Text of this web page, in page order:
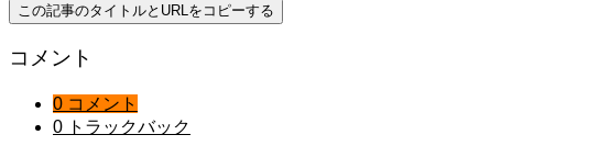
この記事のタイトルとURLをコピーする
コメント
0 コメント
0 トラックバック